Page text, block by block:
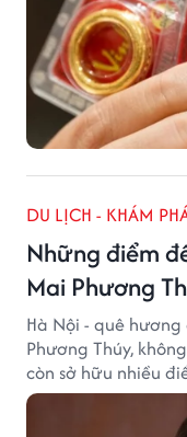
DU LỊCH - KHÁM
Những điểm
Mai Phương
Hà Nội - quê
Phương Thúy,
còn sở hữu nhiều
thể cảm nhận trọn
sống hiện đại của